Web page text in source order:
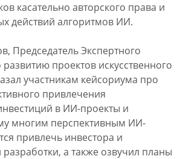
касательно авторского права и
действий алгоритмов ИИ.
Председатель Экспертного
проектов искусственного
участникам кейсориума про
привлечения
в ИИ-проекты и
многим перспективным ИИ-
привлечь инвестора и
разработки, а также озвучил планы